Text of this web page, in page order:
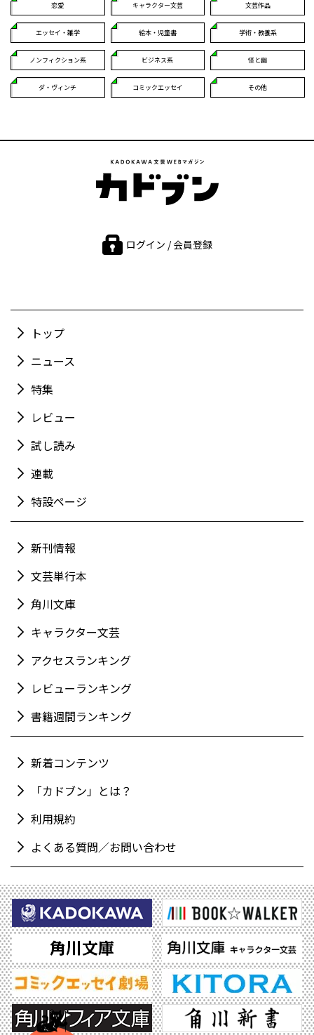
恋愛 キャラクター文芸 文芸作品
エッセイ・雑学 絵本・児童書 学術・教養系
ノンフィクション系 ビジネス系 怪と幽
ダ・ヴィンチ コミックエッセイ その他
ログイン / 会員登録
トップ
ニュース
特集
レビュー
試し読み
連載
特設ページ
新刊情報
文芸単行本
角川文庫
キャラクター文芸
アクセスランキング
レビューランキング
書籍週間ランキング
新着コンテンツ
「カドブン」とは？
利用規約
よくある質問／お問い合わせ